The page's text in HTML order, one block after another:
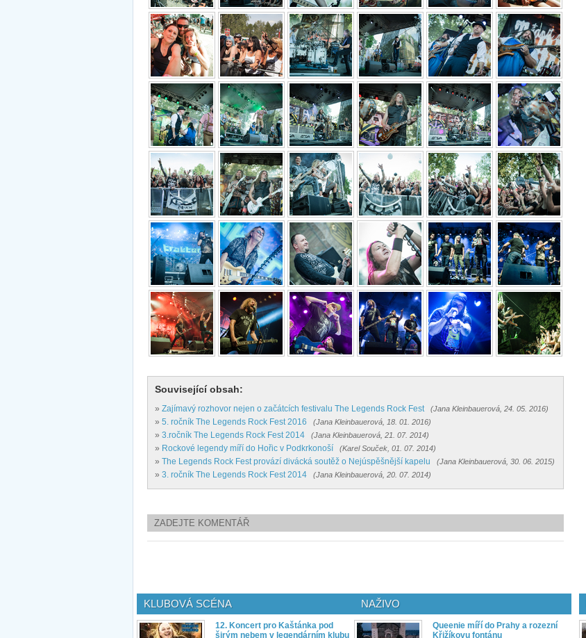
Související obsah:
» Zajímavý rozhovor nejen o začátcích festivalu The Legends Rock Fest (Jana Kleinbauerová, 24. 05. 2016)
» 5. ročník The Legends Rock Fest 2016 (Jana Kleinbauerová, 18. 01. 2016)
» 3.ročník The Legends Rock Fest 2014 (Jana Kleinbauerová, 21. 07. 2014)
» Rockové legendy míří do Hořic v Podkrkonoší (Karel Souček, 01. 07. 2014)
» The Legends Rock Fest provází divácká soutěž o Nejúspěšnější kapelu (Jana Kleinbauerová, 30. 06. 2015)
» 3. ročník The Legends Rock Fest 2014 (Jana Kleinbauerová, 20. 07. 2014)
ZADEJTE KOMENTÁŘ
KLUBOVÁ SCÉNA
12. Koncert pro Kaštánka pod
širým nebem v legendárním klubu
NAŽIVO
Queenie míří do Prahy a rozezní
Křižíkovu fontánu